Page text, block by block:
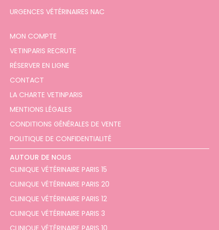
URGENCES VÉTÉRINAIRES NAC
MON COMPTE
VETINPARIS RECRUTE
RÉSERVER EN LIGNE
CONTACT
LA CHARTE VETINPARIS
MENTIONS LÉGALES
CONDITIONS GÉNÉRALES DE VENTE
POLITIQUE DE CONFIDENTIALITÉ
AUTOUR DE NOUS
CLINIQUE VÉTÉRINAIRE PARIS 15
CLINIQUE VÉTÉRINAIRE PARIS 20
CLINIQUE VÉTÉRINAIRE PARIS 12
CLINIQUE VÉTÉRINAIRE PARIS 3
CLINIQUE VÉTÉRINAIRE PARIS 10